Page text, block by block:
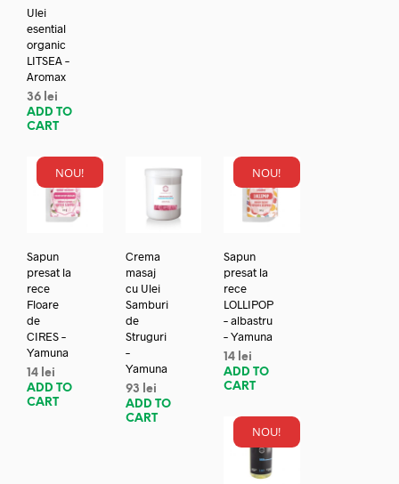
Ulei
esential
organic
LITSEA –
Aromax
36 lei
ADD TO
CART
NOU!
Sapun
presat la
rece
Floare
de
CIRES –
Yamuna
14 lei
ADD TO
CART
Crema
masaj
cu Ulei
Samburi
de
Struguri
–
Yamuna
93
lei
ADD TO
CART
NOU!
Sapun
presat la
rece
LOLLIPOP
– albastru
– Yamuna
14 lei
ADD TO
CART
NOU!